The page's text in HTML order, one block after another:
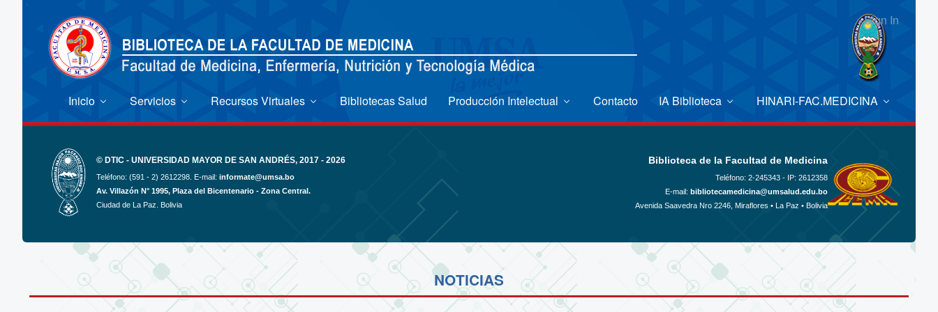
Sign In
Inicio Servicios Recursos Virtuales Bibliotecas Salud Producción Intelectual Contacto IA Biblioteca HINARI-FAC.MEDICINA
© DTIC - UNIVERSIDAD MAYOR DE SAN ANDRÉS, 2017 - 2026
Teléfono: (591 - 2) 2612298. E-mail: informate@umsa.bo
Av. Villazón N° 1995, Plaza del Bicentenario - Zona Central.
Ciudad de La Paz. Bolivia
Biblioteca de la Facultad de Medicina
Teléfono: 2-245343 - IP: 2612358
E-mail: bibliotecamedicina@umsalud.edu.bo
Avenida Saavedra Nro 2246, Miraflores • La Paz • Bolivia
NOTICIAS